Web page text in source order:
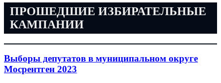
ПРОШЕДШИЕ ИЗБИРАТЕЛЬНЫЕ
КАМПАНИИ
Выборы депутатов в муниципальном округе
Мосрентген 2023